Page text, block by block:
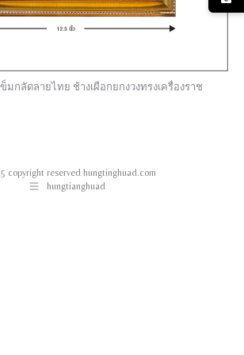
มกลัดลายไทย ช้างเผือกยกงวงทรงเครื่องราช
copyright reserved hungtinghuad.com
hungtianghuad